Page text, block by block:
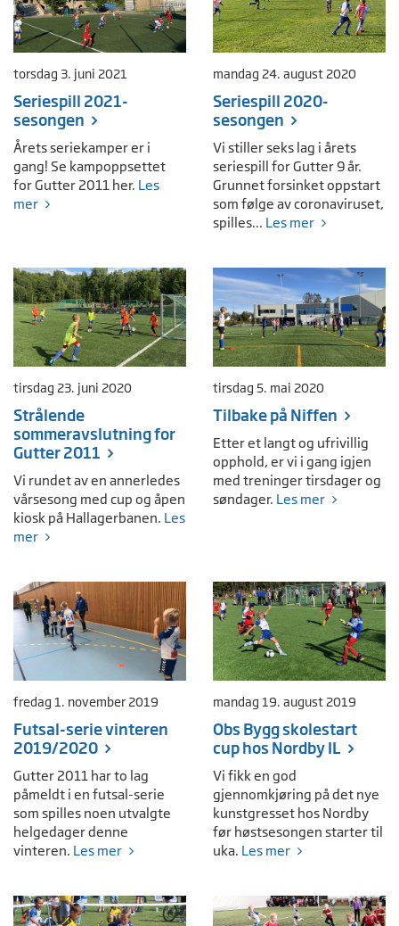
torsdag 3. juni 2021
Seriespill 2021-
sesongen
Årets seriekamper er i
gang! Se kampoppsettet
for Gutter 2011 her. Les
mer
mandag 24. august 2020
Seriespill 2020-
sesongen
Vi stiller seks lag i årets
seriespill for Gutter 9 år.
Grunnet forsinket oppstart
som følge av coronaviruset,
spilles... Les mer
tirsdag 23. juni 2020
Strålende
sommeravslutning for
Gutter 2011
Vi rundet av en annerledes
vårsesong med cup og åpen
kiosk på Hallagerbanen. Les
mer
tirsdag 5. mai 2020
Tilbake på Niffen
Etter et langt og ufrivillig
opphold, er vi i gang igjen
med treninger tirsdager og
søndager. Les mer
fredag 1. november 2019
Futsal-serie vinteren
2019/2020
Gutter 2011 har to lag
påmeldt i en futsal-serie
som spilles noen utvalgte
helgedager denne
vinteren. Les mer
mandag 19. august 2019
Obs Bygg skolestart
cup hos Nordby IL
Vi fikk en god
gjennomkjøring på det nye
kunstgresset hos Nordby
før høstsesongen starter til
uka. Les mer